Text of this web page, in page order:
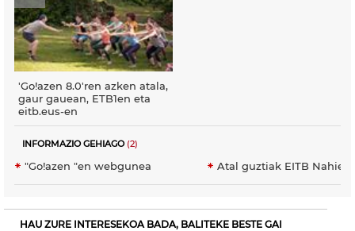
'Go!azen 8.0'ren azken atala,
gaur gauean, ETB1en eta
eitb.eus-en
INFORMAZIO GEHIAGO(2)
"Go!azen "en webgunea Atal guztiak EITB
HAU ZURE INTERESEKOA BADA, BALITEKE BESTE GAI